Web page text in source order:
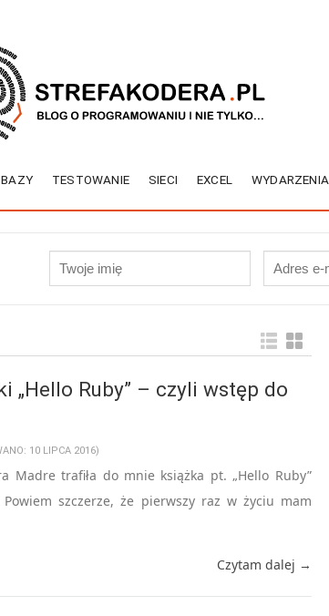
BAZY TESTOWANIE SIECI EXCEL WYDARZENIA
„Hello Ruby” – czyli wstęp do
10 LIPCA 2016)
Madre trafiła do mnie książka pt. „Hello Ruby”
szczerze, że pierwszy raz w życiu mam
Czytam dalej →